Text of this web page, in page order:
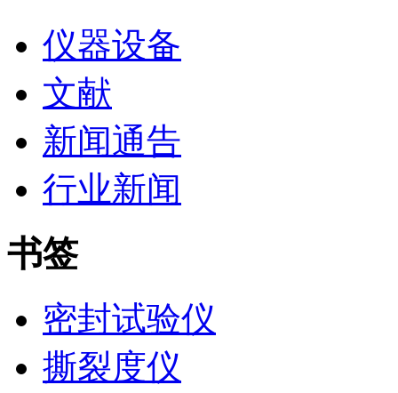
仪器设备
文献
新闻通告
行业新闻
书签
密封试验仪
撕裂度仪